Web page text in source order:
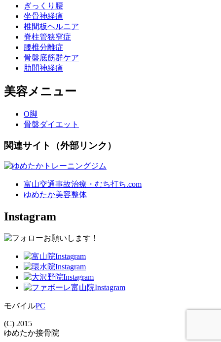
ぎっくり腰
坐骨神経痛
椎間板ヘルニア
脊柱管狭窄症
腰椎分離症
骨盤底筋群ケア
肋間神経痛
美容メニュー
O脚
骨盤ダイエット
関連サイト（外部リンク）
富山交通事故治療・むち打ち.com
ゆめたか美容整体
Instagram
モバイルPC
(C) 2015
ゆめたか接骨院